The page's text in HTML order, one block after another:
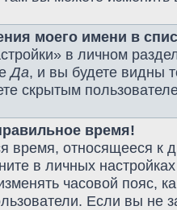
моего имени в
в личном
Да, и вы будете видны
скрытым
время!
время, относящееся к
в личных
часовой пояс,
Если вы не